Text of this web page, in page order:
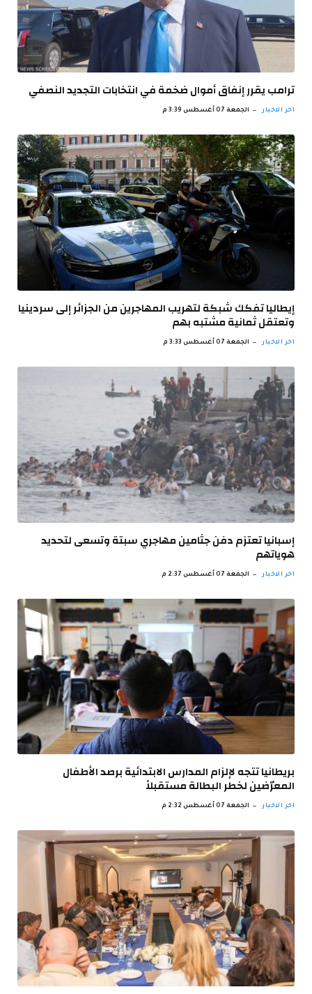
ترامب يقرر إنفاق أموال ضخمة في انتخابات التجديد النصفي
اخر الاخبار الجمعة 07 أغسطس 3:39 م
إيطاليا تفكك شبكة لتهريب المهاجرين من الجزائر إلى سردينيا
وتعتقل ثمانية مشتبه بهم
اخر الاخبار الجمعة 07 أغسطس 3:33 م
إسبانيا تعتزم دفن جثامين مهاجري سبتة وتسعى لتحديد
هوياتهم
اخر الاخبار الجمعة 07 أغسطس 2:37 م
بريطانيا تتجه لإلزام المدارس الابتدائية برصد الأطفال
المعرّضين لخطر البطالة مستقبلاً
اخر الاخبار الجمعة 07 أغسطس 2:32 م